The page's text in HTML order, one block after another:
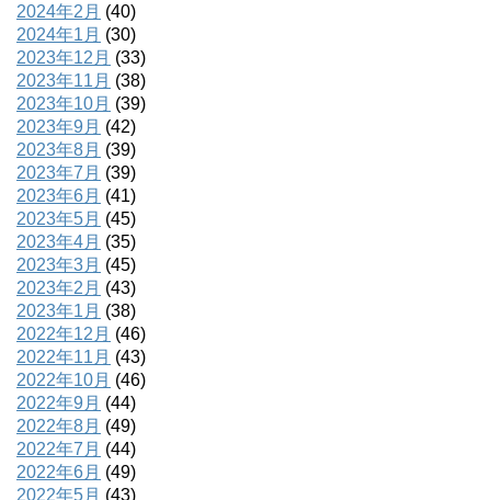
2024年2月 (40)
2024年1月 (30)
2023年12月 (33)
2023年11月 (38)
2023年10月 (39)
2023年9月 (42)
2023年8月 (39)
2023年7月 (39)
2023年6月 (41)
2023年5月 (45)
2023年4月 (35)
2023年3月 (45)
2023年2月 (43)
2023年1月 (38)
2022年12月 (46)
2022年11月 (43)
2022年10月 (46)
2022年9月 (44)
2022年8月 (49)
2022年7月 (44)
2022年6月 (49)
2022年5月 (43)